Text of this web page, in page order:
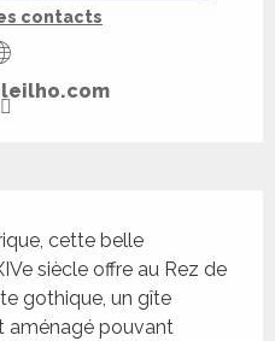
contacts
cette belle
siècle offre au Rez de
gothique, un gîte
aménagé pouvant